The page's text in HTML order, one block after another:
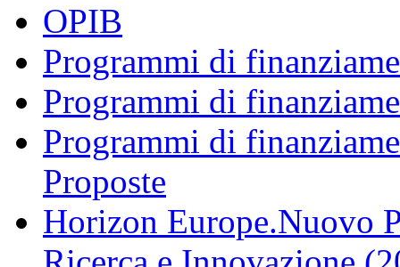
OPIB
Programmi di
Programmi di
Programmi di
Proposte
Horizon Europe.Nuovo